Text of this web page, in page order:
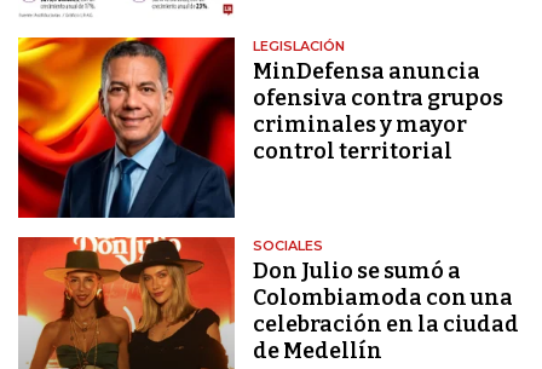
LEGISLACIÓN
MinDefensa anuncia
ofensiva contra grupos
criminales y mayor
control territorial
SOCIALES
Don Julio se sumó a
Colombiamoda con una
celebración en la ciudad
de Medellín